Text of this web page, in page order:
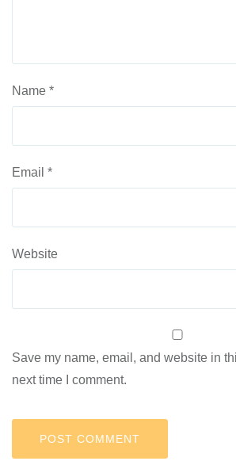
Name *
Email *
Website
Save my name, email, and website in
next time I comment.